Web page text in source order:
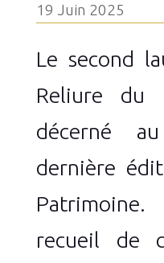
19 Juin 2025
Le second
Reliure du
décerné
dernière
recueil de